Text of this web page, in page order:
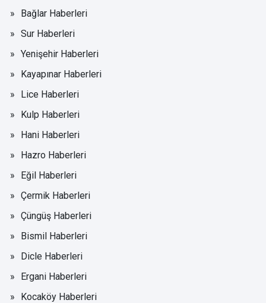
Bağlar Haberleri
Sur Haberleri
Yenişehir Haberleri
Kayapınar Haberleri
Lice Haberleri
Kulp Haberleri
Hani Haberleri
Hazro Haberleri
Eğil Haberleri
Çermik Haberleri
Çüngüş Haberleri
Bismil Haberleri
Dicle Haberleri
Ergani Haberleri
Kocaköy Haberleri